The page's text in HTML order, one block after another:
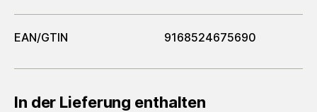
EAN/GTIN 9168524675690
In der Lieferung enthalten